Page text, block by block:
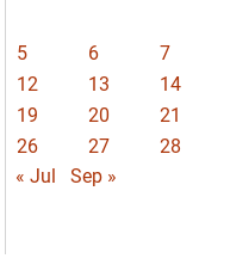
5
6 7
12
13 14
19
20 21
26
27 28
« Jul
Sep »